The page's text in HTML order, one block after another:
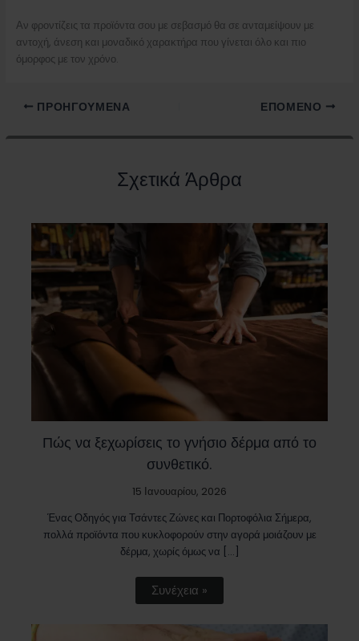
Αν φροντίζεις τα προϊόντα σου με σεβασμό θα σε ανταμείψουν με
αντοχή, άνεση και μοναδικό χαρακτήρα που γίνεται όλο και πιο
όμορφος με τον χρόνο.
ΠΡΟΗΓΟΎΜΕΝΑ ΕΠΌΜΕΝΟ
Σχετικά Άρθρα
Πώς να ξεχωρίσεις το γνήσιο δέρμα από το
συνθετικό.
15 Ιανουαρίου, 2026
Ένας Οδηγός για Τσάντες Ζώνες και Πορτοφόλια Σήμερα,
πολλά προϊόντα που κυκλοφορούν στην αγορά μοιάζουν με
δέρμα, χωρίς όμως να […]
Συνέχεια »